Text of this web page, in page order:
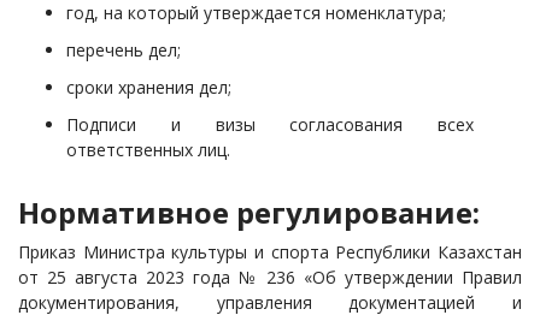
год, на который утверждается номенклатура;
перечень дел;
сроки хранения дел;
Подписи и визы согласования всех
ответственных лиц.
Нормативное регулирование:
Приказ Министра культуры и спорта Республики Казахстан
от 25 августа 2023 года № 236 «Об утверждении Правил
документирования, управления документацией и